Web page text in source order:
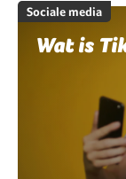
Sociale media
Wat is